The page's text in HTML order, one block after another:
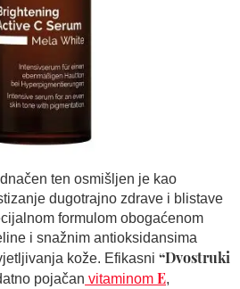
ten osmišljen je kao
dugotrajno zdrave i blistave
formulom obogaćenom
i snažnim antioksidansima
kože. Efikasni “Dvostruki
pojačan vitaminom E,